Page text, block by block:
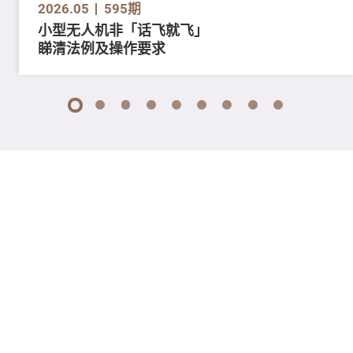
2026.05 595期
小型无人机非「话飞就飞」
睇清法例及操作要求
1 2 3 4 5 6 7 8 9